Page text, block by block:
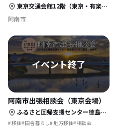
東京交通会館12階（東京・有楽町）ダイヤモンドホール＋カトレアサロンAB
阿南市
阿南市出張相談会（東京会場）
ふるさと回帰支援センター徳島県ブース（有楽町・東京交通会館8階）
移住 田舎暮らし 地方移住 相談会